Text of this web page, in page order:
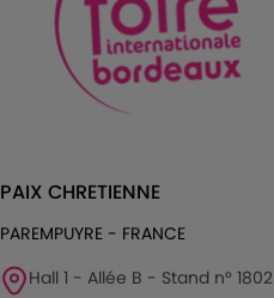
PAIX CHRETIENNE
PAREMPUYRE - FRANCE
Hall 1 - Allée B - Stand n° 1802